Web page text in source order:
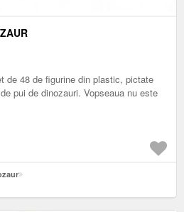
de 48 de figurine din plastic, pictate
pui de dinozauri. Vopseaua nu este